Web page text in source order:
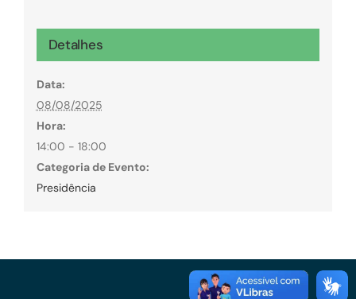
Detalhes
Data:
08/08/2025
Hora:
14:00 - 18:00
Categoria de Evento:
Presidência